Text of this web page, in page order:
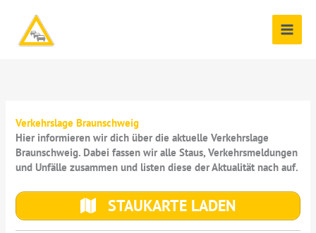
springen
Verkehrslage Braunschweig
Hier informieren wir dich über die aktuelle Verkehrslage
Braunschweig. Dabei fassen wir alle Staus, Verkehrsmeldungen
und Unfälle zusammen und listen diese der Aktualität nach auf.
STAUKARTE LADEN